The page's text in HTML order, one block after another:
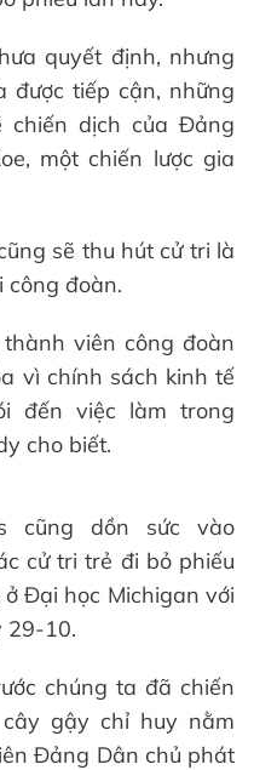
quyết định, nhưng
được tiếp cận, những
chiến dịch của Đảng
một chiến lược gia
sẽ thu hút cử tri là
công đoàn.
viên công đoàn
vì chính sách kinh tế
đến việc làm trong
cho biết.
cũng dồn sức vào
cử tri trẻ đi bỏ phiếu
Đại học Michigan với
29-10.
chúng ta đã chiến
gậy chỉ huy nằm
Đảng Dân chủ phát